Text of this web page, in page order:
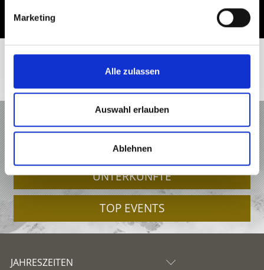
Marketing
Alle zulassen
Auswahl erlauben
Ablehnen
URLAUB IM VINSCHGAU
ANGEBOTE
UNTERKÜNFTE
TOP EVENTS
JAHRESZEITEN